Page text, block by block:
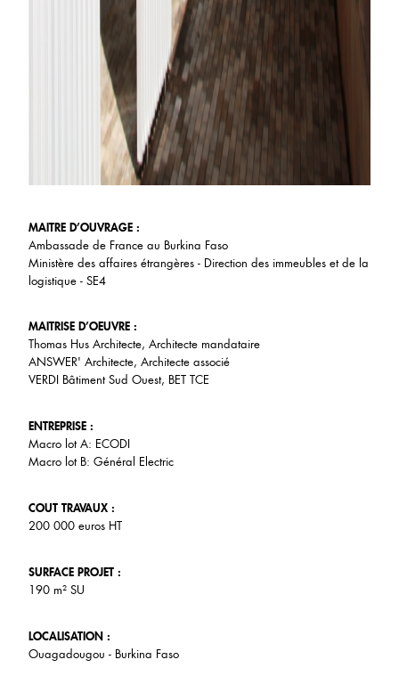
MAITRE D’OUVRAGE :
Ambassade de France au Burkina Faso
Ministère des affaires étrangères - Direction des immeubles et de la
logistique - SE4
MAITRISE D’OEUVRE :
Thomas Hus Architecte, Architecte mandataire
ANSWER' Architecte, Architecte associé
VERDI Bâtiment Sud Ouest, BET TCE
ENTREPRISE :
Macro lot A: ECODI
Macro lot B: Général Electric
COUT TRAVAUX :
200 000 euros HT
SURFACE PROJET :
190 m² SU
LOCALISATION :
Ouagadougou - Burkina Faso